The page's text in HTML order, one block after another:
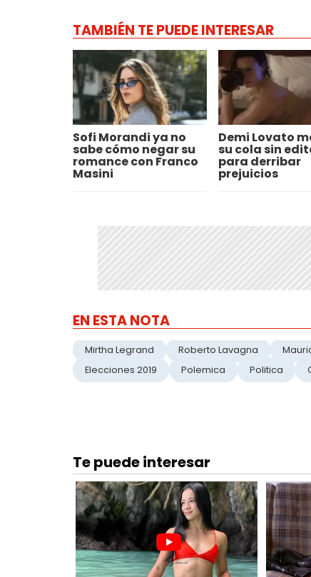
TAMBIÉN TE PUEDE INTERESAR
Sofi Morandi ya no
sabe cómo negar su
romance con Franco
Masini
Demi Lovato
su cola sin
para derribar
prejuicios
EN ESTA NOTA
Mirtha Legrand Roberto Lavagna
Elecciones 2019
Polemica Politica